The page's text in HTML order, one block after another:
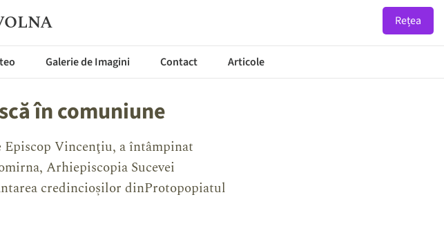
Rețea
Galerie de Imagini Contact Articole
în comuniune
Vincenţiu, a întâmpinat
Arhiepiscopia Sucevei
credincioșilor dinProtopopiatul